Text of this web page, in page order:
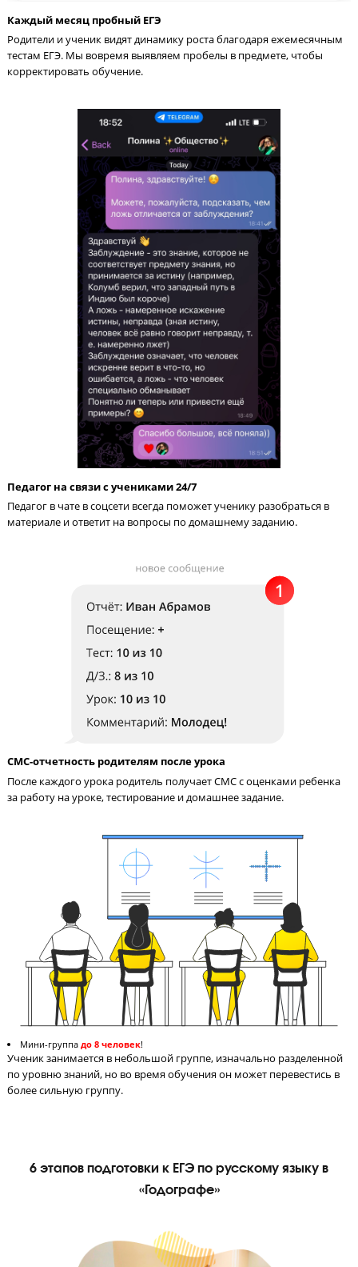
Контроль процесса обучения – залог 80+
ЕГЭ по русскому языку
Родители и ученик видят динамику роста благодаря
тестам ЕГЭ. Мы вовремя выявляем пробелы в предмете, чтобы
Педагог на связи с учениками 24/7
Педагог в чате в соцсети всегда поможет ученику